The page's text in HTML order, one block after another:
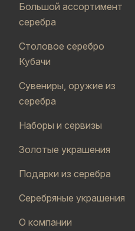
Большой ассортимент
серебра
Столовое серебро
Кубачи
Сувениры, оружие из
серебра
Наборы и сервизы
Золотые украшения
Подарки из серебра
Серебряные украшения
О компании